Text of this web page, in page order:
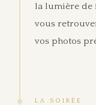
la lumière
vous
vos photos
LA SOIRÉE